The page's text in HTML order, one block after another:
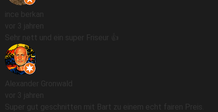
ince berkan
vor 3 jahren
Sehr nett und ein super Friseur 👍
Alexander Gronwald
vor 3 jahren
Super gut geschnitten mit Bart zu einem echt fairen Preis.